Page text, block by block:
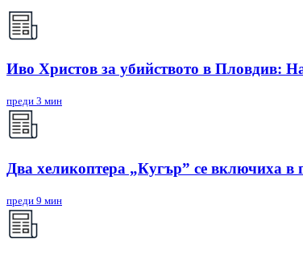
Иво Христов за убийството в Пловдив:
преди 3 мин
Два хеликоптера „Кугър” се включиха в
преди 9 мин